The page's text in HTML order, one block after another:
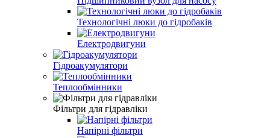
Технологічні люки до гідробаків
Електродвигуни
Гідроакумулятори
Теплообмінники
Фільтри для гідравліки
Напірні фільтри